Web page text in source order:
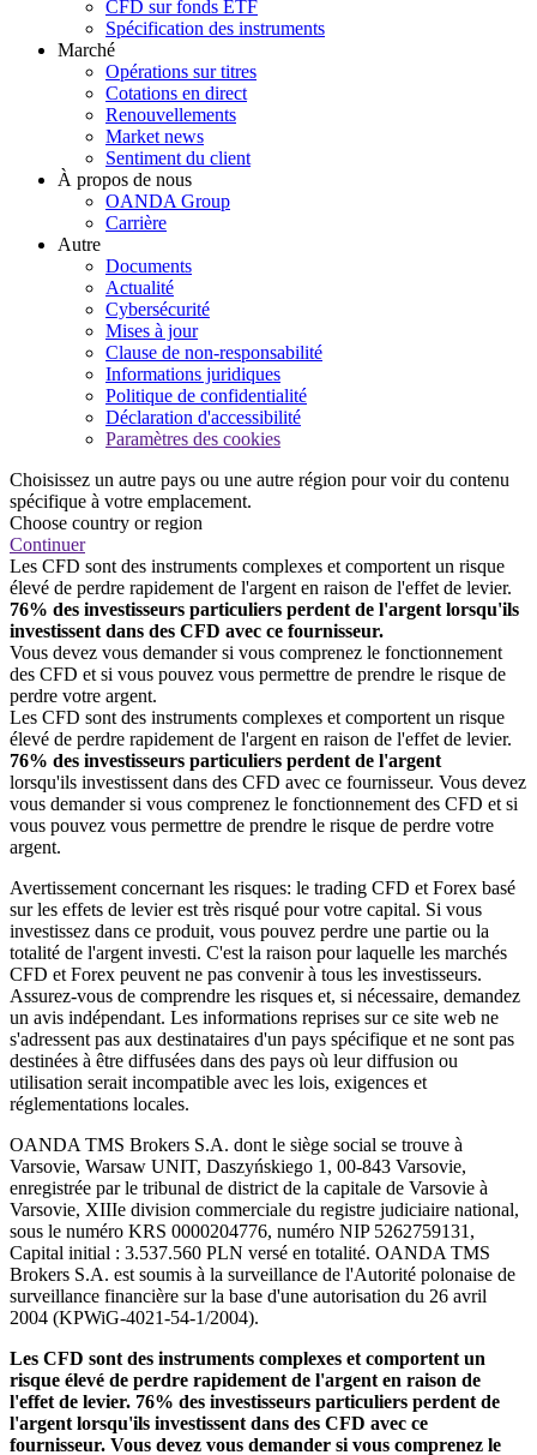
CFD sur fonds ETF
Spécification des instruments
Marché
Opérations sur titres
Cotations en direct
Renouvellements
Market news
Sentiment du client
À propos de nous
OANDA Group
Carrière
Autre
Documents
Actualité
Cybersécurité
Mises à jour
Clause de non-responsabilité
Informations juridiques
Politique de confidentialité
Déclaration d'accessibilité
Paramètres des cookies
Choisissez un autre pays ou une autre région pour voir du contenu
spécifique à votre emplacement.
Choose country or region
Continuer
Les CFD sont des instruments complexes et comportent un risque
élevé de perdre rapidement de l'argent en raison de l'effet de levier.
76% des investisseurs particuliers perdent de l'argent lorsqu'ils
investissent dans des CFD avec ce fournisseur.
Vous devez vous demander si vous comprenez le fonctionnement
des CFD et si vous pouvez vous permettre de prendre le risque de
perdre votre argent.
Les CFD sont des instruments complexes et comportent un risque
élevé de perdre rapidement de l'argent en raison de l'effet de levier.
76% des investisseurs particuliers perdent de l'argent
lorsqu'ils investissent dans des CFD avec ce fournisseur. Vous devez
vous demander si vous comprenez le fonctionnement des CFD et si
vous pouvez vous permettre de prendre le risque de perdre votre
argent.
Avertissement concernant les risques: le trading CFD et Forex basé
sur les effets de levier est très risqué pour votre capital. Si vous
investissez dans ce produit, vous pouvez perdre une partie ou la
totalité de l'argent investi. C'est la raison pour laquelle les marchés
CFD et Forex peuvent ne pas convenir à tous les investisseurs.
Assurez-vous de comprendre les risques et, si nécessaire, demandez
un avis indépendant. Les informations reprises sur ce site web ne
s'adressent pas aux destinataires d'un pays spécifique et ne sont pas
destinées à être diffusées dans des pays où leur diffusion ou
utilisation serait incompatible avec les lois, exigences et
réglementations locales.
OANDA TMS Brokers S.A. dont le siège social se trouve à
Varsovie, Warsaw UNIT, Daszyńskiego 1, 00-843 Varsovie,
enregistrée par le tribunal de district de la capitale de Varsovie à
Varsovie, XIIIe division commerciale du registre judiciaire national,
sous le numéro KRS 0000204776, numéro NIP 5262759131,
Capital initial : 3.537.560 PLN versé en totalité. OANDA TMS
Brokers S.A. est soumis à la surveillance de l'Autorité polonaise de
surveillance financière sur la base d'une autorisation du 26 avril
2004 (KPWiG-4021-54-1/2004).
Les CFD sont des instruments complexes et comportent un
risque élevé de perdre rapidement de l'argent en raison de
l'effet de levier. 76% des investisseurs particuliers perdent de
l'argent lorsqu'ils investissent dans des CFD avec ce
fournisseur. Vous devez vous demander si vous comprenez le